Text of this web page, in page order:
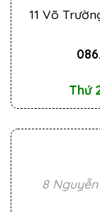
11 Võ
Thứ
8